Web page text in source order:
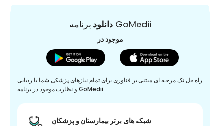
دانلودبرنامه GoMedii
موجود در
راه حل تک مرحله ای مبتنی بر فناوری برای تمام نیازهای پزشکی شما با ردیابی
و نظارت موجود در برنامه GoMedii.
شبکه های برتر بیمارستان و پزشکان